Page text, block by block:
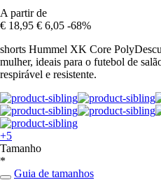
A partir de
€ 18,95 € 6,05 -68%
shorts Hummel XK Core
mulher, ideais para o futebol de
respirável e resistente.
+5
Tamanho
*
Guia de tamanhos